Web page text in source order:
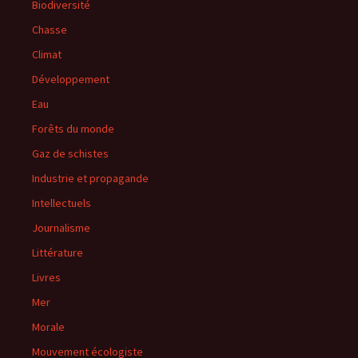
Biodiversité
Chasse
Climat
Développement
Eau
Forêts du monde
Gaz de schistes
Industrie et propagande
Intellectuels
Journalisme
Littérature
Livres
Mer
Morale
Mouvement écologiste